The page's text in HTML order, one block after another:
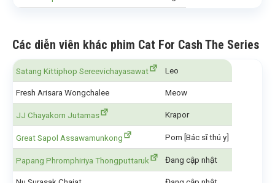
Các diễn viên khác phim Cat For Cash The Series
Satang Kittiphop Sereevichayasawat Leo
Fresh Arisara Wongchalee Meow
JJ Chayakorn Jutamas Krapor
Great Sapol Assawamunkong Pom [Bác sĩ thú y]
Papang Phromphiriya Thongputtaruk Đang cập nhật